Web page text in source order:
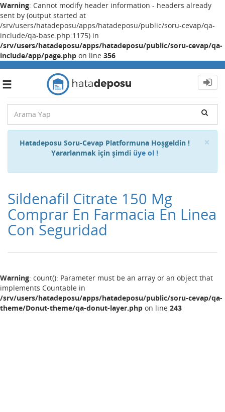
Warning: Cannot modify header information - headers already
sent by (output started at
/srv/users/hatadeposu/apps/hatadeposu/public/soru-cevap/qa-
include/qa-base.php:1175) in
/srv/users/hatadeposu/apps/hatadeposu/public/soru-cevap/qa-
include/app/page.php on line 356
Toggle
×
Hatadeposu Soru-Cevap Platformuna Hoşgeldin !
Yararlanmak için şimdi üye ol !
Sildenafil Citrate 150 Mg
Comprar En Farmacia En Linea
Con Seguridad
Warning: count(): Parameter must be an array or an object that
implements Countable in
/srv/users/hatadeposu/apps/hatadeposu/public/soru-cevap/qa-
theme/Donut-theme/qa-donut-layer.php on line 243